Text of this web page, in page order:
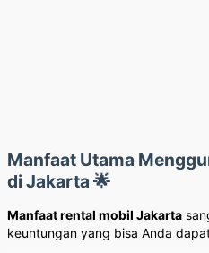
Manfaat Utama
di Jakarta 🌟
Manfaat rental mobil Jakarta
keuntungan yang bisa Anda